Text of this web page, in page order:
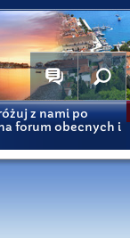
z nami po
forum obecnych i